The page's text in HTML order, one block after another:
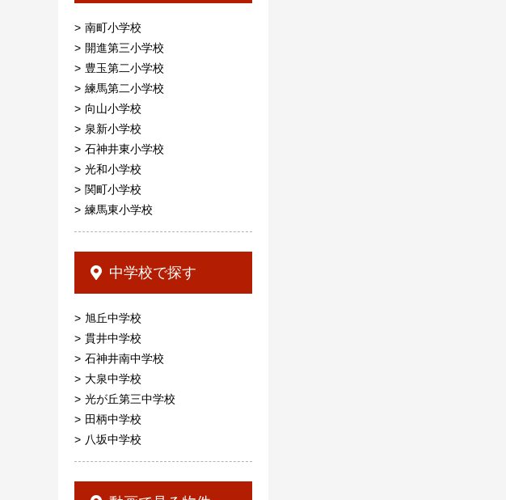
南町小学校
開進第三小学校
豊玉第二小学校
練馬第二小学校
向山小学校
泉新小学校
石神井東小学校
光和小学校
関町小学校
練馬東小学校
中学校で探す
旭丘中学校
貫井中学校
石神井南中学校
大泉中学校
光が丘第三中学校
田柄中学校
八坂中学校